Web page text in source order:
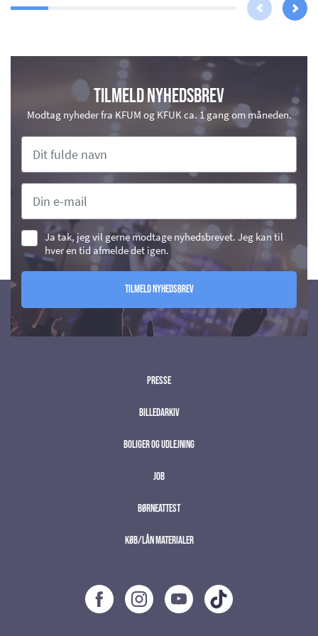
Tilmeld nyhedsbrev
Modtag nyheder fra KFUM og KFUK ca. 1 gang om måneden.
Ja tak, jeg vil gerne modtage nyhedsbrevet. Jeg kan til
hver en tid afmelde det igen.
Tilmeld nyhedsbrev
Presse
Billedarkiv
Boliger og udlejning
Job
Børneattest
Køb/lån materialer